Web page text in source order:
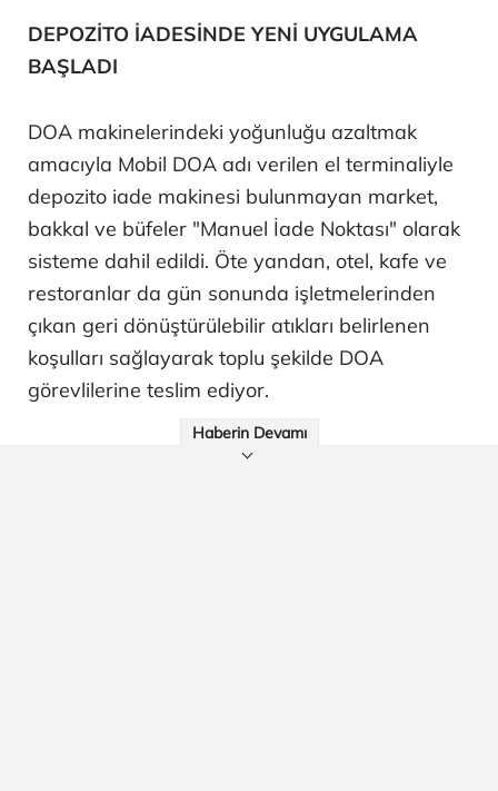
DEPOZİTO İADESİNDE YENİ UYGULAMA
BAŞLADI
DOA makinelerindeki yoğunluğu azaltmak
amacıyla Mobil DOA adı verilen el terminaliyle
depozito iade makinesi bulunmayan market,
bakkal ve büfeler "Manuel İade Noktası" olarak
sisteme dahil edildi. Öte yandan, otel, kafe ve
restoranlar da gün sonunda işletmelerinden
çıkan geri dönüştürülebilir atıkları belirlenen
koşulları sağlayarak toplu şekilde DOA
görevlilerine teslim ediyor.
Haberin Devamı